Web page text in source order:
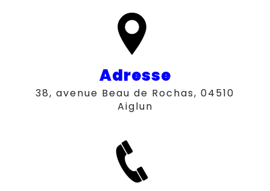
Adresse
38, avenue Beau de Rochas, 04510
Aiglun